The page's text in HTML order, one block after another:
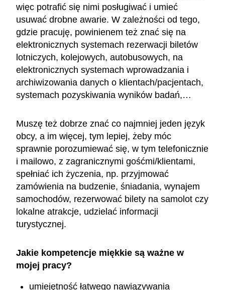
więc potrafić się nimi posługiwać i umieć
usuwać drobne awarie. W zależności od tego,
gdzie pracuję, powinienem też znać się na
elektronicznych systemach rezerwacji biletów
lotniczych, kolejowych, autobusowych, na
elektronicznych systemach wprowadzania i
archiwizowania danych o klientach/pacjentach,
systemach pozyskiwania wyników badań,…
Muszę też dobrze znać co najmniej jeden język
obcy, a im więcej, tym lepiej, żeby móc
sprawnie porozumiewać się, w tym telefonicznie
i mailowo, z zagranicznymi gośćmi/klientami,
spełniać ich życzenia, np. przyjmować
zamówienia na budzenie, śniadania, wynajem
samochodów, rezerwować bilety na samolot czy
lokalne atrakcje, udzielać informacji
turystycznej.
Jakie kompetencje miękkie są ważne w
mojej pracy?
umiejętność łatwego nawiązywania